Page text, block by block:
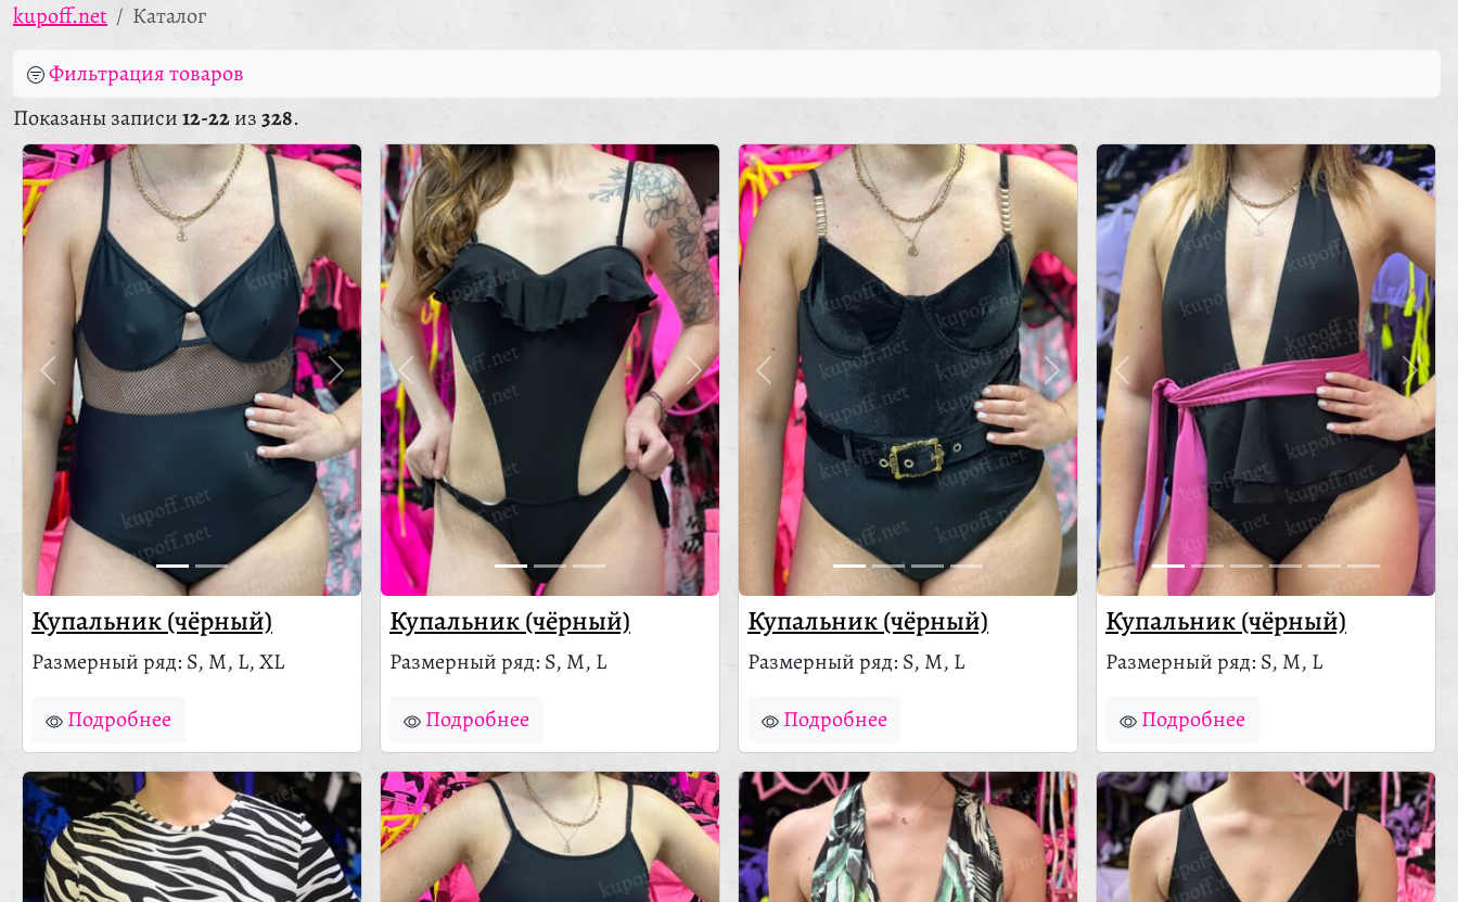
kupoff.net
Каталог
Фильтрация товаров
Показаны записи12-22из328.
Купальник (чёрный)
Размерный ряд: S, M, L, XL
Подробнее
Купальник (чёрный)
Размерный ряд: S, M, L
Подробнее
Купальник (чёрный)
Размерный ряд: S, M, L
Подробнее
Купальник (чёрный)
Размерный ряд: S, M, L
Подробнее